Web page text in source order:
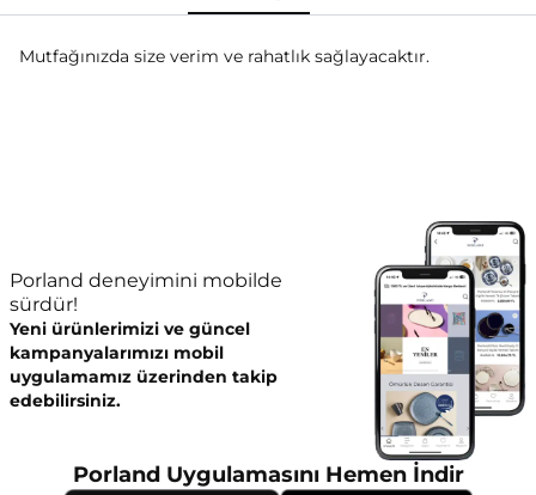
Mutfağınızda size verim ve rahatlık sağlayacaktır.
Porland deneyimini mobilde
sürdür!
Yeni ürünlerimizi ve güncel
kampanyalarımızı mobil
uygulamamız üzerinden takip
edebilirsiniz.
Porland Uygulamasını Hemen İndir